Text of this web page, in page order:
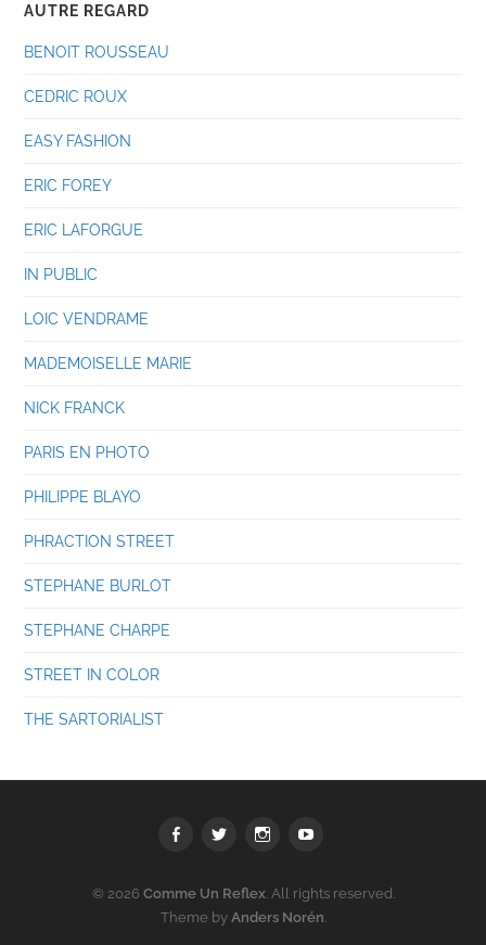
AUTRE REGARD
BENOIT ROUSSEAU
CEDRIC ROUX
EASY FASHION
ERIC FOREY
ERIC LAFORGUE
IN PUBLIC
LOIC VENDRAME
MADEMOISELLE MARIE
NICK FRANCK
PARIS EN PHOTO
PHILIPPE BLAYO
PHRACTION STREET
STEPHANE BURLOT
STEPHANE CHARPE
STREET IN COLOR
THE SARTORIALIST
FacebookTwitter Instagram
© 2026 Comme Un Reflex. All rights reserved.
Theme by Anders Norén